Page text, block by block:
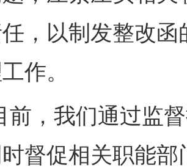
，以制发整改
作。
，我们通过监督
督促相关职能